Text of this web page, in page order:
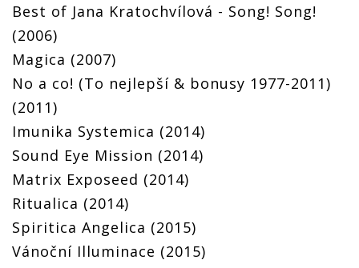
Best of Jana Kratochvílová - Song! Song!
(2006)
Magica (2007)
No a co! (To nejlepší & bonusy 1977-2011)
(2011)
Imunika Systemica (2014)
Sound Eye Mission (2014)
Matrix Exposeed (2014)
Ritualica (2014)
Spiritica Angelica (2015)
Vánoční Illuminace (2015)